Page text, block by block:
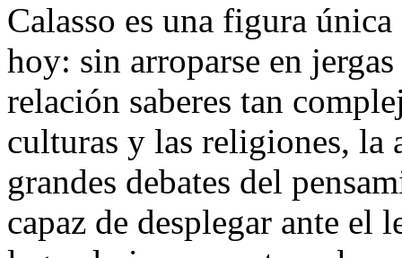
Calasso es una figura
hoy: sin arroparse en
relación saberes tan
culturas y las religiones, la
grandes debates del
capaz de desplegar ante el